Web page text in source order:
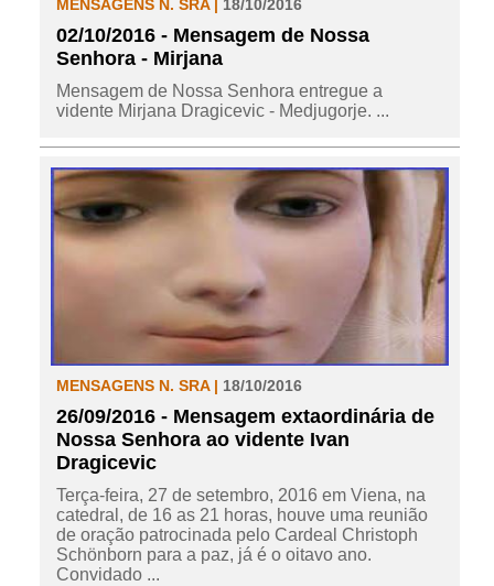
MENSAGENS N. SRA | 18/10/2016
02/10/2016 - Mensagem de Nossa
Senhora - Mirjana
Mensagem de Nossa Senhora entregue a
vidente Mirjana Dragicevic - Medjugorje. ...
MENSAGENS N. SRA | 18/10/2016
26/09/2016 - Mensagem extaordinária de
Nossa Senhora ao vidente Ivan
Dragicevic
Terça-feira, 27 de setembro, 2016 em Viena, na
catedral, de 16 as 21 horas, houve uma reunião
de oração patrocinada pelo Cardeal Christoph
Schönborn para a paz, já é o oitavo ano.
Convidado ...